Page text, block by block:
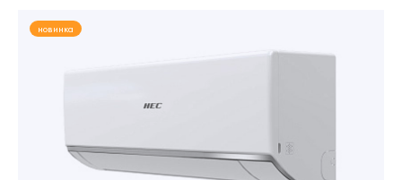
новинка